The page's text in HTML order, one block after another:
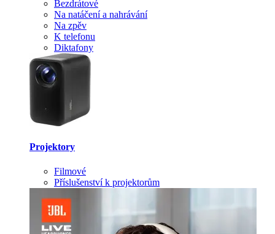
Bezdrátové
Na natáčení a nahrávání
Na zpěv
K telefonu
Diktafony
Projektory
Filmové
Příslušenství k projektorům